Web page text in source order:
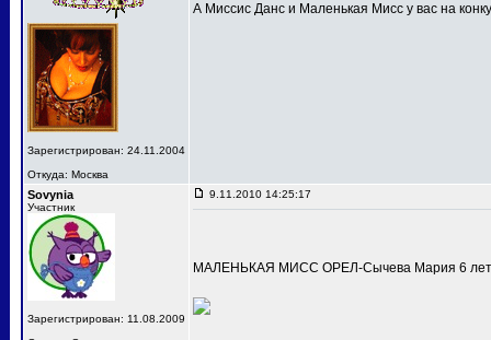
Зарегистрирован: 24.11.2004
Откуда: Москва
А Миссис Данс и Маленькая Мисс у вас на
Sovynia
Участник
Зарегистрирован: 11.08.2009
9.11.2010 14:25:17
МАЛЕНЬКАЯ МИСС ОРЕЛ-Сычева Мария 6